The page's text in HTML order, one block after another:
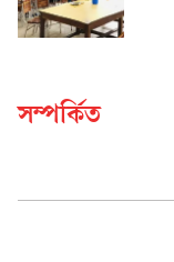
সম্পর্কিত